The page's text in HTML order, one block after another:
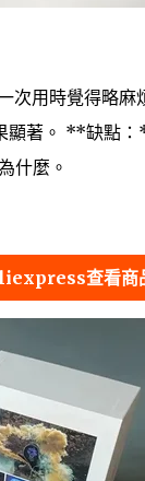
次用時覺得略麻
顯著。 **缺點
什麼。
查看商